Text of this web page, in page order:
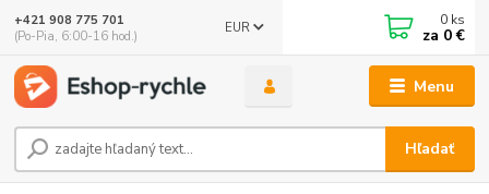
Menu
EUR
Hľadať
+421 908 775 701
(Po-Pia, 6:00-16 hod.)
0 ks
za 0 €